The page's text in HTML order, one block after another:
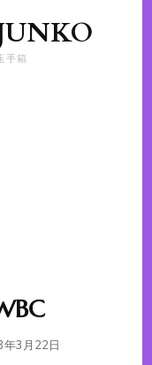
手箱
年3月22日